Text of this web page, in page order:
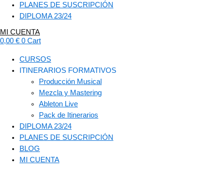
PLANES DE SUSCRIPCIÓN
DIPLOMA 23/24
MI CUENTA
0,00 € 0 Cart
CURSOS
ITINERARIOS FORMATIVOS
Producción Musical
Mezcla y Mastering
Ableton Live
Pack de Itinerarios
DIPLOMA 23/24
PLANES DE SUSCRIPCIÓN
BLOG
MI CUENTA